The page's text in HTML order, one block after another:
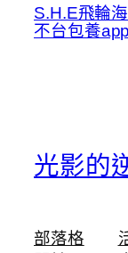
S.H.E飛輪
不台包養
光影的
部落格